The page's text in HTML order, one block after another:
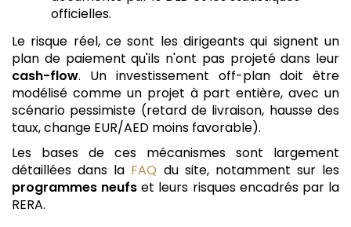
officielles.
Le risque réel, ce sont les dirigeants qui signent un
plan de paiement qu'ils n'ont pas projeté dans leur
cash-flow. Un investissement off-plan doit être
modélisé comme un projet à part entière, avec un
scénario pessimiste (retard de livraison, hausse des
taux, change EUR/AED moins favorable).
Les bases de ces mécanismes sont largement
détaillées dans la FAQ du site, notamment sur les
programmes neufs et leurs risques encadrés par la
RERA.